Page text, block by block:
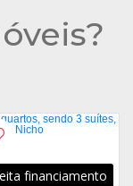
financiamento